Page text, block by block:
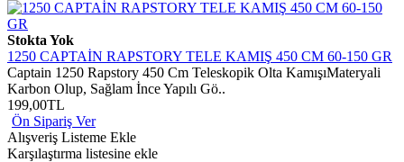
Stokta Yok
1250 CAPTAİN RAPSTORY TELE KAMIŞ 450 CM 60-150 GR
Captain 1250 Rapstory 450 Cm Teleskopik Olta KamışıMateryali
Karbon Olup, Sağlam İnce Yapılı Gö..
199,00TL
Ön Sipariş Ver
Alışveriş Listeme Ekle
Karşılaştırma listesine ekle